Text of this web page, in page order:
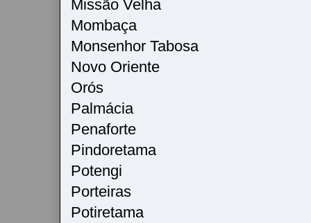
Missão Velha
Mombaça
Monsenhor Tabosa
Novo Oriente
Orós
Palmácia
Penaforte
Pindoretama
Potengi
Porteiras
Potiretama